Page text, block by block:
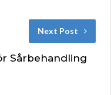
Next Post
Sårbehandling